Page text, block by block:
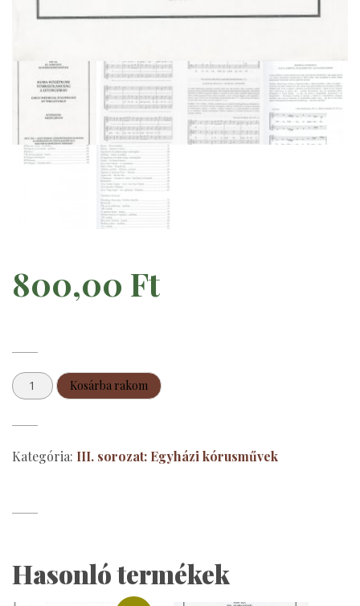
800,00 Ft
Kora-
középkori
többszólamúság
a
Kosárba rakom
Kategória: III. sorozat: Egyházi kórusművek
Hasonló termékek